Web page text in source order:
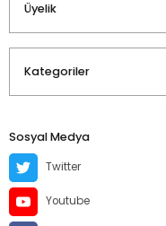
Üyelik
Kategoriler
Sosyal Medya
Twitter
Youtube